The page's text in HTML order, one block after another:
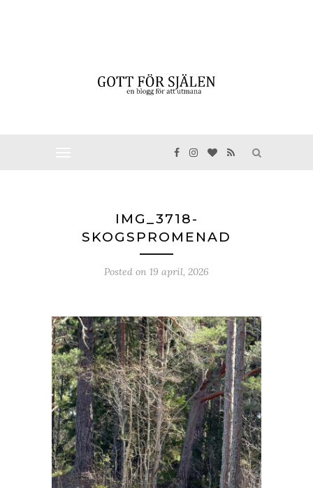
IMG_3718-
SKOGSPROMENAD
Posted on 19 april, 2026